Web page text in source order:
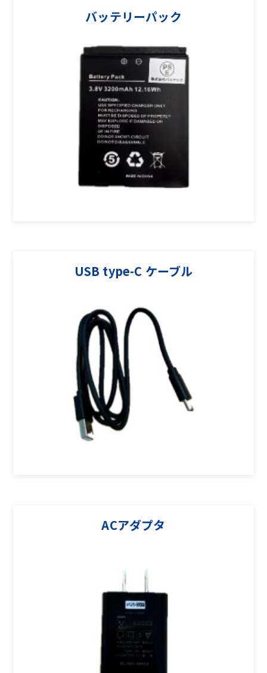
バッテリーパック
USB type-C ケーブル
ACアダプタ